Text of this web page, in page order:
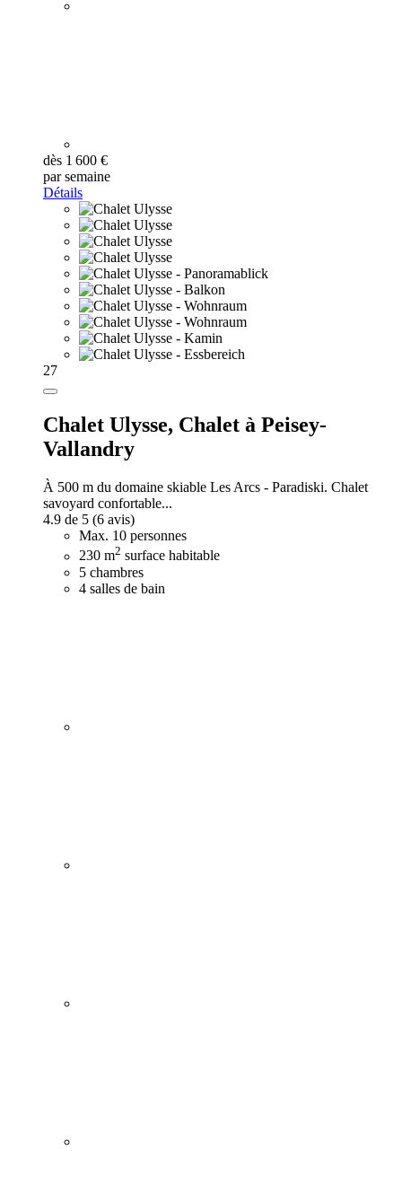
dès 1 600 €
par semaine
Détails
27
Chalet Ulysse, Chalet à Peisey-
Vallandry
À 500 m du domaine skiable Les Arcs - Paradiski. Chalet
savoyard confortable...
4.9 de 5 (6 avis)
Max. 10 personnes
230 m2 surface habitable
5 chambres
4 salles de bain